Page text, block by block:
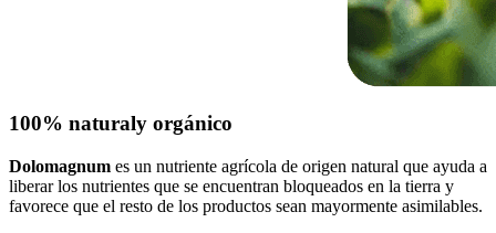
100% naturaly orgánico
Dolomagnum es un nutriente agrícola de origen natural que ayuda a
liberar los nutrientes que se encuentran bloqueados en la tierra y
favorece que el resto de los productos sean mayormente asimilables.